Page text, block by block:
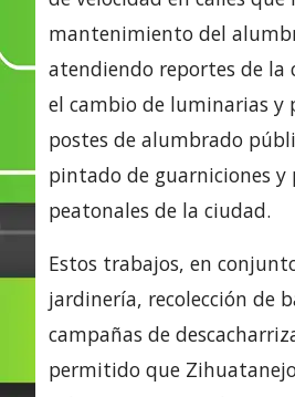
mantenimiento del
atendiendo reportes de la
el cambio de luminarias y
postes de alumbrado
pintado de guarniciones y
peatonales de la ciudad.
Estos trabajos, en
jardinería, recolección de
campañas de
permitido que